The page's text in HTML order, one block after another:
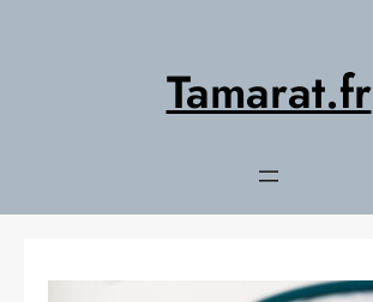
Tamarat.fr